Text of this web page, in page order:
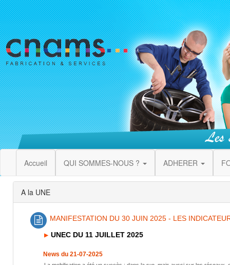
Accueil QUI SOMMES-NOUS ? ADHERER
A la UNE
MANIFESTATION DU 30 JUIN 2025 - LES
UNEC DU 11 JUILLET 2025
News du 21-07-2025